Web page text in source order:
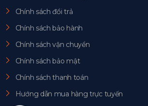
Chính sách đổi trả
Chính sách bảo hành
Chính sách vận chuyển
Chính sách bảo mật
Chính sách thanh toán
Hướng dẫn mua hàng trực tuyến